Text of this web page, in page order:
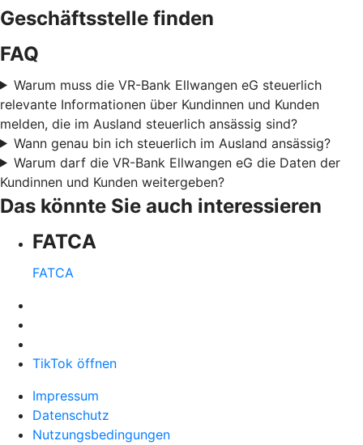
Geschäftsstelle finden
FAQ
Warum muss die VR-Bank Ellwangen eG steuerlich
relevante Informationen über Kundinnen und Kunden
melden, die im Ausland steuerlich ansässig sind?
Wann genau bin ich steuerlich im Ausland ansässig?
Warum darf die VR-Bank Ellwangen eG die Daten der
Kundinnen und Kunden weitergeben?
Das könnte Sie auch interessieren
FATCA
FATCA
TikTok öffnen
Impressum
Datenschutz
Nutzungsbedingungen